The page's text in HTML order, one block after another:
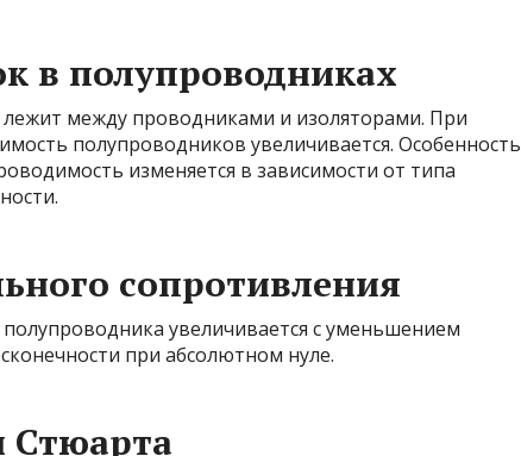
в полупроводниках
между проводниками и изоляторами. При
полупроводников увеличивается. Особенность
изменяется в зависимости от типа
сопротивления
увеличивается с уменьшением
при абсолютном нуле.